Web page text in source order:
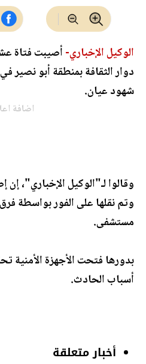
الوكيل الإخباري-أصيبت فتاة
دوار الثقافة بمنطقة أبو نصير
شهود عيان.
اضافة
وقالوا لـ"الوكيل الإخباري"،
وتم نقلها على الفور بواسطة
مستشفى.
بدورها فتحت الأجهزة الأمنية
أسباب الحادث.
أخبار متعلقة